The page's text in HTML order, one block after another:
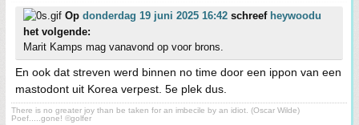
Op donderdag 19 juni 2025 16:42 schreef heywoodu
het volgende:
Marit Kamps mag vanavond op voor brons.
En ook dat streven werd binnen no time door een ippon van een
mastodont uit Korea verpest. 5e plek dus.
There is no greater joy than be taken for an imbecile by an idiot. (Oscar Wilde)
Poef.....gone! ©golfer